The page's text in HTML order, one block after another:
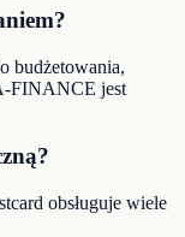
budżetowania,
FINANCE jest
obsługuje wiele